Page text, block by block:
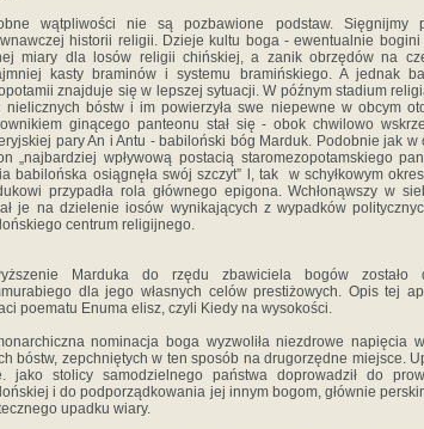
wątpliwości nie są pozbawione podstaw. Sięgnijmy
historii religii. Dzieje kultu boga - ewentualnie
miary dla losów religii chińskiej, a zanik obrzędów na
kasty braminów i systemu bramińskiego. A jednak
znajduje się w lepszej sytuacji. W późnym stadium
nielicznych bóstw i im powierzyła swe niepewne w obcym
ginącego panteonu stał się - obok chwilowo
pary An i Antu - babiloński bóg Marduk. Podobnie jak w
„najbardziej wpływową postacią staromezopotamskiego
babilońska osiągnęła swój szczyt” l, tak w schyłkowym
przypadła rola głównego epigona. Wchłonąwszy w
je na dzielenie iosów wynikających z wypadków
centrum religijnego.
Marduka do rzędu zbawiciela bogów zostało
dla jego własnych celów prestiżowych. Opis tej
poematu Enuma elisz, czyli Kiedy na wysokości.
nominacja boga wyzwoliła niezdrowe napięcia
bóstw, zepchniętych w ten sposób na drugorzędne miejsce.
jako stolicy samodzielnego państwa doprowadził do
i do podporządkowania jej innym bogom, głównie
upadku wiary.